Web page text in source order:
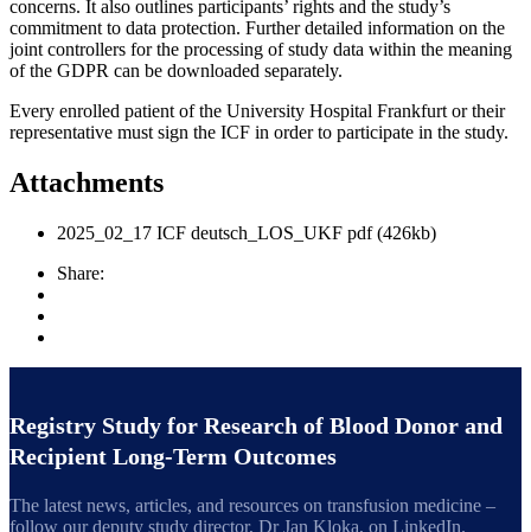
concerns. It also outlines participants’ rights and the study’s
commitment to data protection. Further detailed information on the
joint controllers for the processing of study data within the meaning
of the GDPR can be downloaded separately.
Every enrolled patient of the University Hospital Frankfurt or their
representative must sign the ICF in order to participate in the study.
Attachments
2025_02_17 ICF deutsch_LOS_UKF pdf(426kb)
Share:
Registry Study for Research of Blood Donor and
Recipient Long-Term Outcomes
The latest news, articles, and resources on transfusion medicine –
follow our deputy study director, Dr Jan Kloka, on LinkedIn.